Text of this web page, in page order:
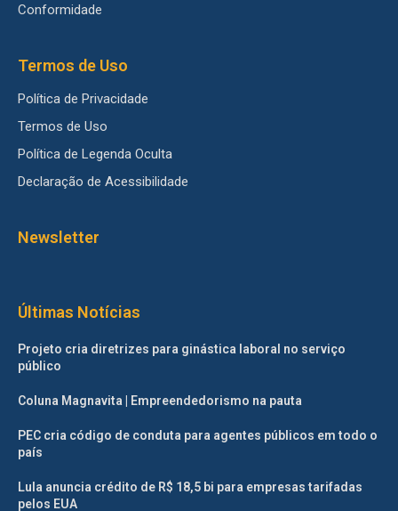
Conformidade
Termos de Uso
Política de Privacidade
Termos de Uso
Política de Legenda Oculta
Declaração de Acessibilidade
Newsletter
Últimas Notícias
Projeto cria diretrizes para ginástica laboral no serviço
público
Coluna Magnavita | Empreendedorismo na pauta
PEC cria código de conduta para agentes públicos em todo o
país
Lula anuncia crédito de R$ 18,5 bi para empresas tarifadas
pelos EUA